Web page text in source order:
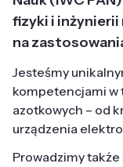
fizyki i inżynierii
na
Jesteśmy
kompetencjami w
azotkowych – od
urządzenia
Prowadzimy